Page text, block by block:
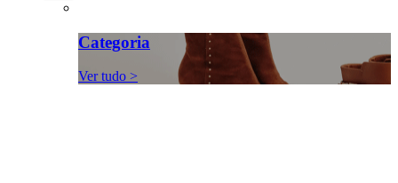
Categoria
Ver tudo >